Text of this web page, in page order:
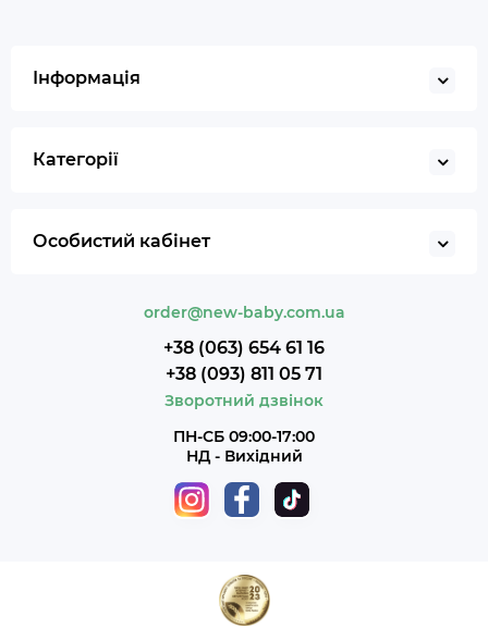
Інформація
Категорії
Особистий кабінет
order@new-baby.com.ua
+38 (063) 654 61 16
+38 (093) 811 05 71
Зворотний дзвінок
ПН-СБ 09:00-17:00
НД - Вихідний